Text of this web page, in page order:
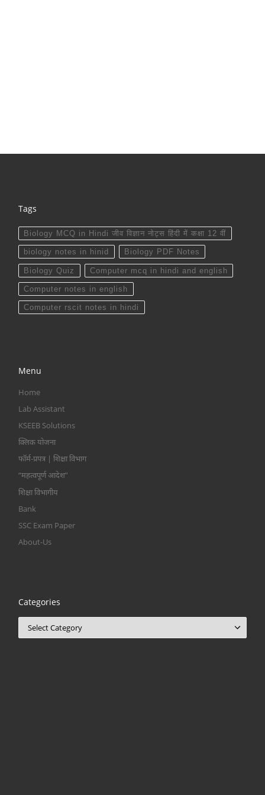
Tags
Biology MCQ in Hindi जीव विज्ञान नोट्स हिंदी में कक्षा 12 वीं
biology notes in hinid Biology PDF Notes
Biology Quiz Computer mcq in hindi and english
Computer notes in english
Computer rscit notes in hindi
Menu
Home
Lab Assistant
KSEEB Solutions
क्लिक योजना
फॉर्म-प्रपत्र | शिक्षा विभाग
“महत्वपूर्ण आदेश”
शिक्षा विभागीय
Bank
SSC Exam Paper
About-Us
Categories